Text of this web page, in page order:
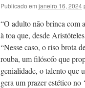
Publicado em janeiro 16, 2024
“O adulto não brinca com
à toa que, desde
“Nesse caso, o riso brota
rouba, um filósofo que
genialidade, o talento que
gera um prazer estético no